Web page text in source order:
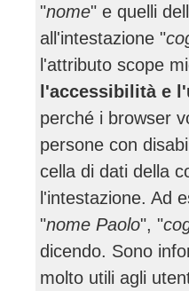
"nome" e quelli
all'intestazione "
l'attributo scope
l'accessibilità e
perché i browser
persone con
cella di dati della
l'intestazione. Ad
"nome Paolo", "
dicendo. Sono
molto utili agli